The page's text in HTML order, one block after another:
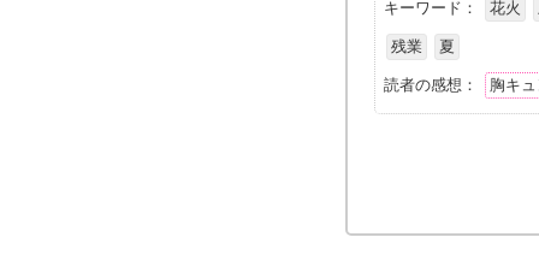
キーワード： 花火
残業 夏
読者の感想： 胸キ